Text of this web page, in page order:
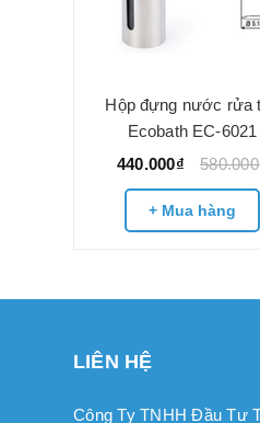
Hộp đựng nước rửa
Ecobath EC-6021
440.000₫
+ Mua hàng
LIÊN HỆ
Công Ty TNHH Đầu Tư